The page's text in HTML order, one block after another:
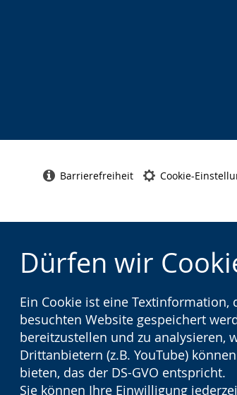
Dürfen wir
Ein Cookie ist eine
besuchten Website gespeichert
bereitzustellen und zu analysieren,
Drittanbietern (z.B. YouTube)
bieten, das der DS-GVO entspricht.
Sie können Ihre Einwilligung
Barrierefreiheit Cookie-